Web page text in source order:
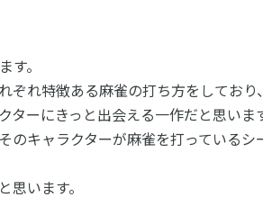
。
ぞれ特徴ある麻雀の打ち方をしており
ーにきっと出会える一作だと思いま
のキャラクターが麻雀を打っているシ
います。